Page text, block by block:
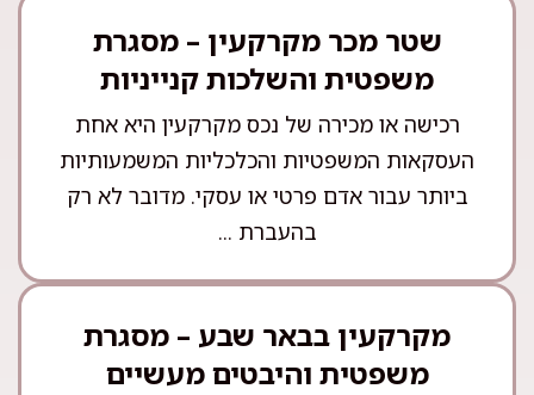
שטר מכר מקרקעין – מסגרת
משפטית והשלכות קנייניות
רכישה או מכירה של נכס מקרקעין היא אחת
העסקאות המשפטיות והכלכליות המשמעותיות
ביותר עבור אדם פרטי או עסקי. מדובר לא רק
בהעברת ...
מקרקעין בבאר שבע – מסגרת
משפטית והיבטים מעשיים